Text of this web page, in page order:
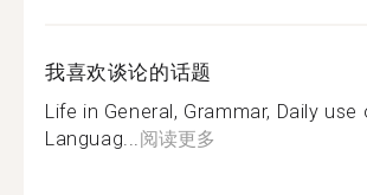
我喜欢谈论的话题
Life in General, Grammar, Daily use
Languag...阅读更多